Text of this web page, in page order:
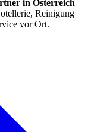
in Österreich
Reinigung
vor Ort.